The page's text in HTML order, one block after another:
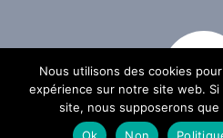
Nous utilisons des cookies
expérience sur notre site web.
site, nous supposerons
Ok
Non